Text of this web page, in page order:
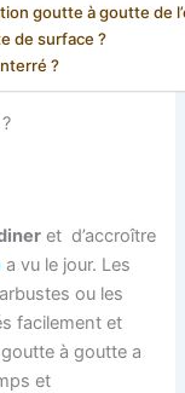
goutte à goutte de
de surface ?
?
et d’accroître
a vu le jour. Les
ou les
facilement et
à goutte a
et